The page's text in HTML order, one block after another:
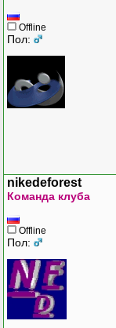
Offline
Пол:
nikedeforest
Команда клуба
Offline
Пол: